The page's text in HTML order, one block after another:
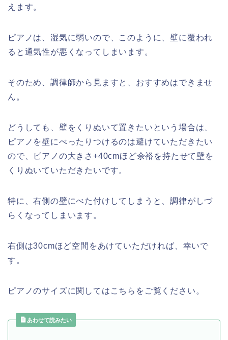
えます。
ピアノは、湿気に弱いので、このように、壁に覆われ
ると通気性が悪くなってしまいます。
そのため、調律師から見ますと、おすすめはできませ
ん。
どうしても、壁をくりぬいて置きたいという場合は、
ピアノを壁にべったりつけるのは避けていただきたい
ので、ピアノの大きさ+40cmほど余裕を持たせて壁を
くりぬいていただきたいです。
特に、右側の壁にべた付けしてしまうと、調律がしづ
らくなってしまいます。
右側は30cmほど空間をあけていただければ、幸いで
す。
ピアノのサイズに関してはこちらをご覧ください。
あわせて読みたい